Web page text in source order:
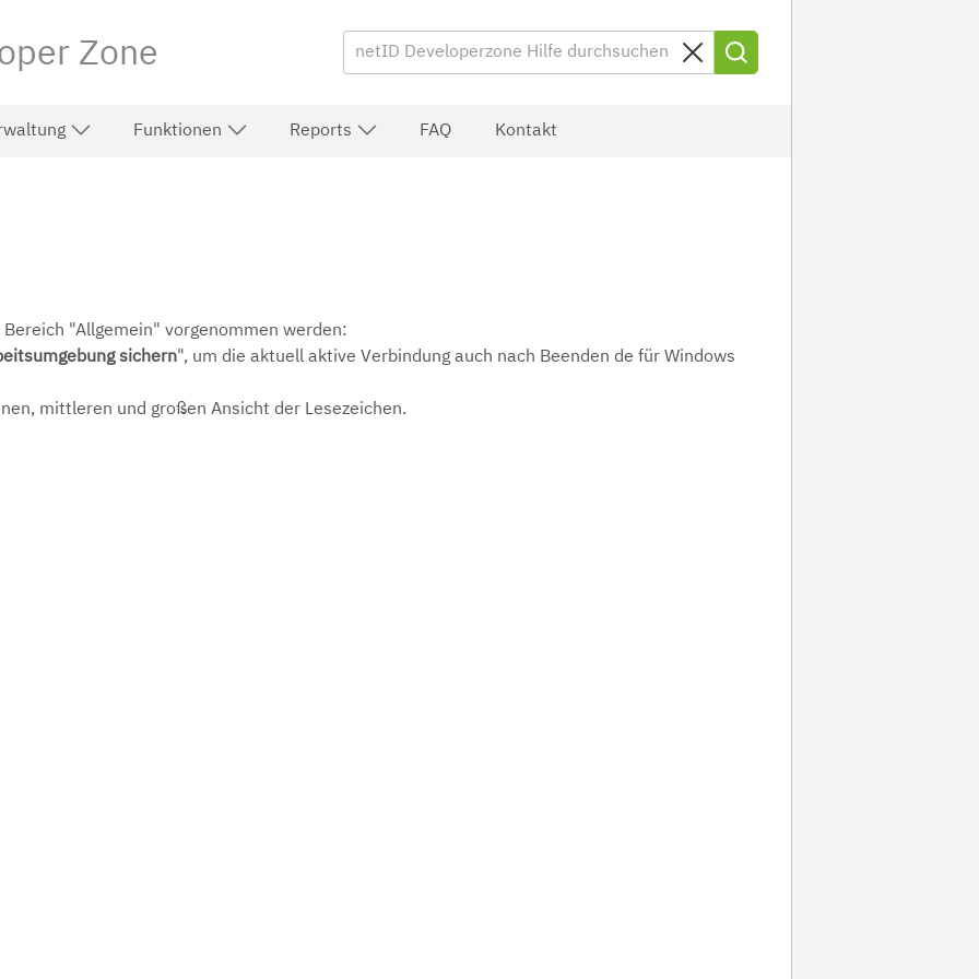
Zone
Funktionen Reports FAQ Kontakt
"Allgemein" vorgenommen werden:
sichern", um die aktuell aktive Verbindung auch nach Beenden de für Windows
mittleren und großen Ansicht der Lesezeichen.